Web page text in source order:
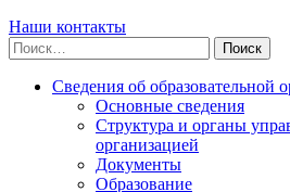
Наши контакты
Найти:
Сведения об образовательной
Основные сведения
Структура и органы
организацией
Документы
Образование